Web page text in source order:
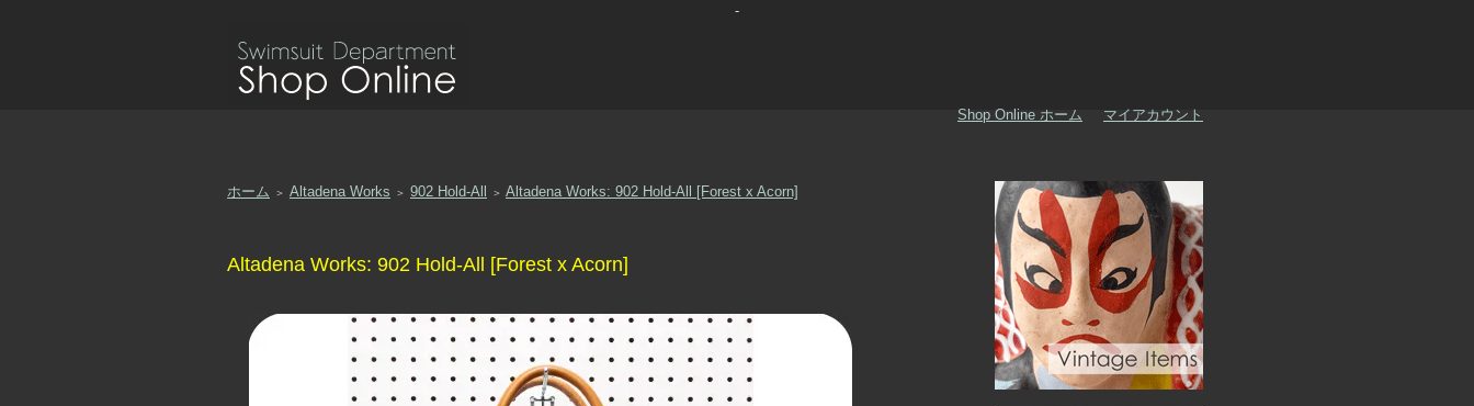
-
Shop Online ホーム マイアカウント
ホーム ＞ Altadena Works ＞ 902 Hold-All ＞ Altadena Works: 902 Hold-All [Forest x Acorn]
Altadena Works: 902 Hold-All [Forest x Acorn]